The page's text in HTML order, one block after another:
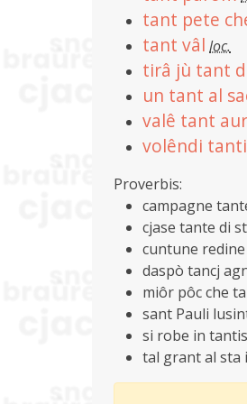
tant pete
tant vâl loc.
tirâ jù tant
un tant al
valê tant
volêndi
Proverbis:
campagne
cjase tante di
cuntune
daspò tancj
miôr pôc che
sant Pauli
si robe in
tal grant al sta